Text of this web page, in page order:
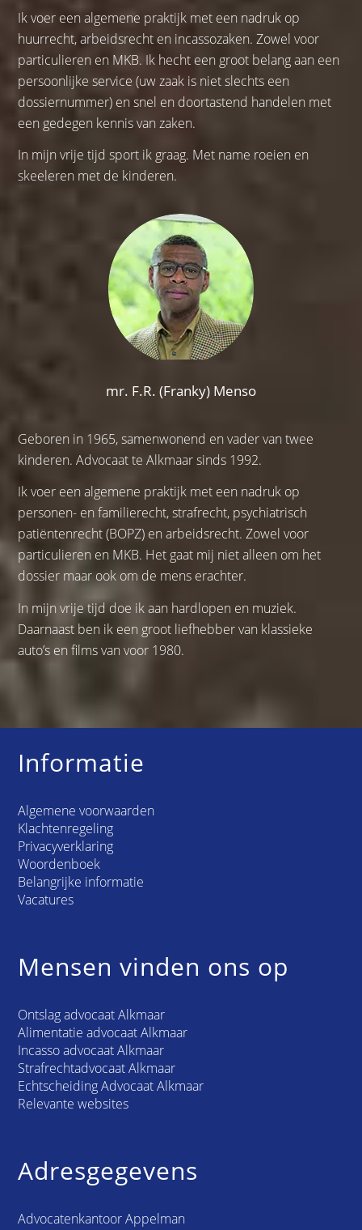
Ik voer een algemene praktijk met een nadruk op
huurrecht, arbeidsrecht en incassozaken. Zowel voor
particulieren en MKB. Ik hecht een groot belang aan een
persoonlijke service (uw zaak is niet slechts een
dossiernummer) en snel en doortastend handelen met
een gedegen kennis van zaken.
In mijn vrije tijd sport ik graag. Met name roeien en
skeeleren met de kinderen.
mr. F.R. (Franky) Menso
Geboren in 1965, samenwonend en vader van twee
kinderen. Advocaat te Alkmaar sinds 1992.
Ik voer een algemene praktijk met een nadruk op
personen- en familierecht, strafrecht, psychiatrisch
patiëntenrecht (BOPZ) en arbeidsrecht. Zowel voor
particulieren en MKB. Het gaat mij niet alleen om het
dossier maar ook om de mens erachter.
In mijn vrije tijd doe ik aan hardlopen en muziek.
Daarnaast ben ik een groot liefhebber van klassieke
auto’s en films van voor 1980.
Informatie
Algemene voorwaarden
Klachtenregeling
Privacyverklaring
Woordenboek
Belangrijke informatie
Vacatures
Mensen vinden ons op
Ontslag advocaat Alkmaar
Alimentatie advocaat Alkmaar
Incasso advocaat Alkmaar
Strafrechtadvocaat Alkmaar
Echtscheiding Advocaat Alkmaar
Relevante websites
Adresgegevens
Advocatenkantoor Appelman